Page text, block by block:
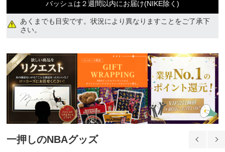
バッシュは２週間以内にお届け(NIKE除く)
あくまでも目安です。状況により異なりますことをご了承下
さい。
一押しのNBAグッズ
20,700円(税込)
29.0cm
29.5cm
20,700円(税込)
30.0cm